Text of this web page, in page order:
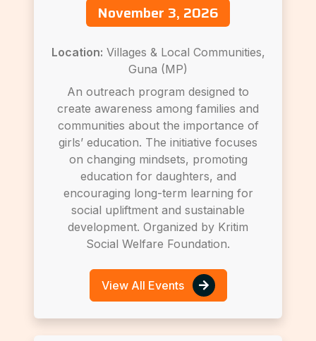
November 3, 2026
Location: Villages & Local Communities,
Guna (MP)
An outreach program designed to
create awareness among families and
communities about the importance of
girls’ education. The initiative focuses
on changing mindsets, promoting
education for daughters, and
encouraging long-term learning for
social upliftment and sustainable
development. Organized by Kritim
Social Welfare Foundation.
View All Events